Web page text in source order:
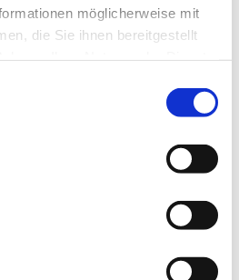
möglicherweise mit
die Sie ihnen bereitgestellt